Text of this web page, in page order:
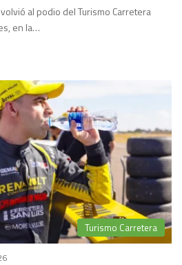
al podio del Turismo Carretera
en la…
Turismo Carretera